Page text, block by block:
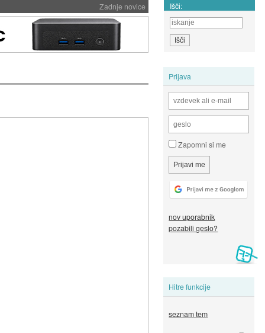
Zadnje novice Išči:
Prijava
Zapomni si me
nov uporabnik
pozabili geslo?
Hitre funkcije
seznam tem